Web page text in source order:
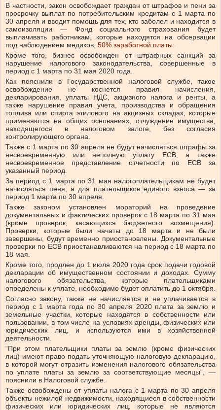
В частности, закон освобождает граждан от штрафов и пени за
просрочку выплат по потребительским кредитам с 1 марта по
30 апреля и вводит помощь для тех, кто заболел и находится в
самоизоляции — Фонд социального страхования будет
выплачивать работникам, которые находятся на обсервации
под наблюдением медиков, 50% заработной платы.
Кроме того, бизнес освобожден от штрафных санкций за
нарушение налогового законодательства, совершенные в
период с 1 марта по 31 мая 2020 года.
Как пояснили в Государственной налоговой службе, такое
освобождение не коснется правил начисления,
декларирования, уплаты НДС, акцизного налога и ренты, а
также нарушение правил учета, производства и обращения
топлива или спирта этилового на акцизных складах, которые
применяются на общих основаниях, отчуждение имущества,
находящегося в налоговом залоге, без согласия
контролирующего органа.
Также с 1 марта по 30 апреля не будут начисляться штрафы за
несвоевременную или неполную уплату ЕСВ, а также
несвоевременное представление отчетности по ЕСВ за
указанный период.
За период с 1 марта по 31 мая налогоплательщикам не будет
начисляться пеня, а для плательщиков единого взноса — за
период 1 марта по 30 апреля.
Также законом установлен мораторий на проведение
документальных и фактических проверок с 18 марта по 31 мая
(кроме проверок, касающихся бюджетного возмещения).
Проверки, которые были начаты до 18 марта и не были
завершены, будут временно приостановлены. Документальные
проверки по ЕСВ приостанавливаются на период с 18 марта по
18 мая.
Кроме того, продлен до 1 июля 2020 года срок подачи годовой
декларации об имущественном состоянии и доходах. Сумму
налогового обязательства, которые плательщиками
определены к уплате, необходимо будет оплатить до 1 октября.
Согласно закону, также не начисляется и не уплачивается в
период с 1 марта года по 30 апреля 2020 плата за землю и
земельные участки, которые находятся в собственности или
пользовании, в том числе на условиях аренды, физических или
юридических лиц, и используются ими в хозяйственной
деятельности.
“При этом плательщики платы за землю (кроме физических
лиц) имеют право подать уточняющую налоговую декларацию,
в которой могут отразить изменения налогового обязательства
по уплате платы за землю за соответствующие месяцы”, —
пояснили в Налоговой службе.
Также освобождены от уплаты налога с 1 марта по 30 апреля
объекты нежилой недвижимости, находящиеся в собственности
физических или юридических лиц, которые не являются